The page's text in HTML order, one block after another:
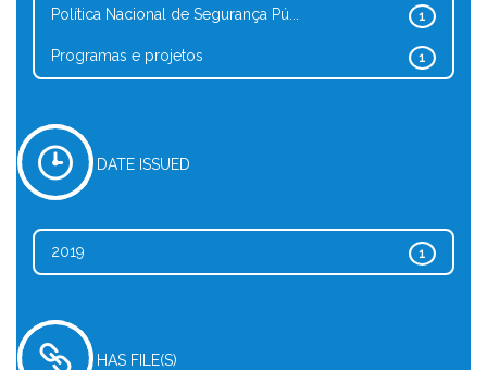
1
Política Nacional de Segurança Pú...
1
Programas e projetos
DATE ISSUED
1
2019
HAS FILE(S)